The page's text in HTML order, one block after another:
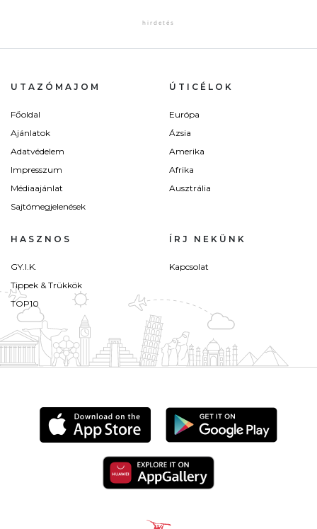
UTAZÓMAJOM
Főoldal
Ajánlatok
Adatvédelem
Impresszum
Médiaajánlat
Sajtómegjelenések
ÚTICÉLOK
Európa
Ázsia
Amerika
Afrika
Ausztrália
HASZNOS
GY.I.K.
Tippek & Trükkök
TOP10
ÍRJ NEKÜNK
Kapcsolat